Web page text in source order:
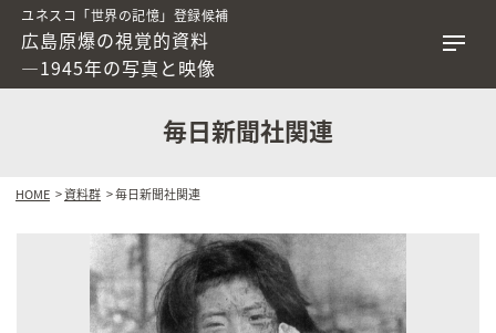
ユネスコ「世界の記憶」登録候補
広島原爆の視覚的資料
―1945年の写真と映像
毎日新聞社関連
HOME >資料群 > 毎日新聞社関連